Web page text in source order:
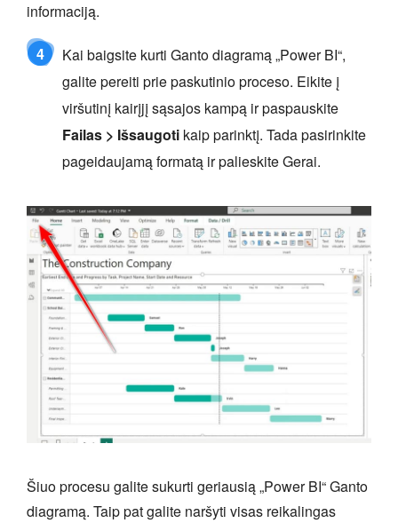
informaciją.
4
Kai baigsite kurti Ganto diagramą „Power BI“,
galite pereiti prie paskutinio proceso. Eikite į
viršutinį kairįjį sąsajos kampą ir paspauskite
Failas > Išsaugoti kaip parinktį. Tada pasirinkite
pageidaujamą formatą ir palieskite Gerai.
Šiuo procesu galite sukurti geriausią „Power BI“ Ganto
diagramą. Taip pat galite naršyti visas reikalingas